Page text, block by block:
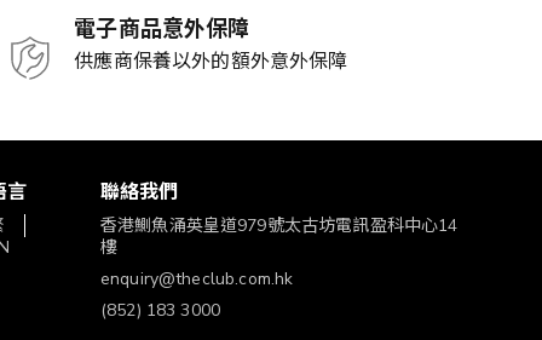
電子商品意外保障
供應商保養以外的額外意外保障
言 聯絡我們
香港鰂魚涌英皇道979號太古坊電訊盈科中心14
樓
enquiry@theclub.com.hk
(852) 183 3000